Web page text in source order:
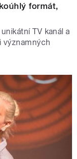
formát,
TV kanál a
významných